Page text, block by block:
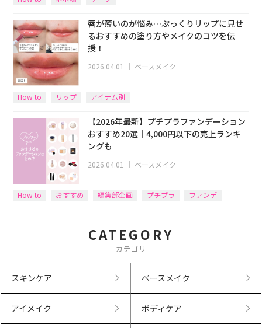
唇が薄いのが悩み…ぷっくりリップに見せ
るおすすめの塗り方やメイクのコツを伝
授！
2026.04.01 ｜ ベースメイク
How to リップ アイテム別
【2026年最新】プチプラファンデーション
おすすめ20選｜4,000円以下の売上ランキ
ングも
2026.04.01 ｜ ベースメイク
How to おすすめ 編集部企画 プチプラ ファンデ
CATEGORY
カテゴリ
スキンケア ベースメイク
アイメイク ボディケア